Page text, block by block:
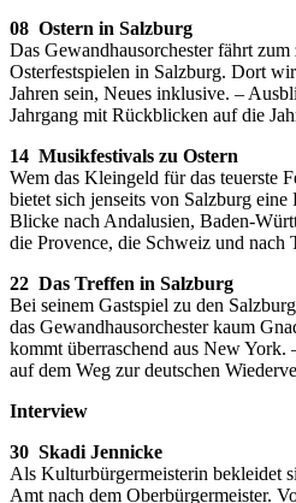
08 Ostern in Salzburg
Das Gewandhausorchester fährt
Osterfestspielen in Salzburg. Dort
Jahren sein, Neues inklusive. –
Jahrgang mit Rückblicken auf die
14 Musikfestivals zu Ostern
Wem das Kleingeld für das teuerste
bietet sich jenseits von Salzburg
Blicke nach Andalusien, Baden-
die Provence, die Schweiz und nach
22 Das Treffen in Salzburg
Bei seinem Gastspiel zu den
das Gewandhausorchester kaum
kommt überraschend aus New York.
auf dem Weg zur deutschen
Interview
30 Skadi Jennicke
Als Kulturbürgermeisterin bekleidet
Amt nach dem Oberbürgermeister.